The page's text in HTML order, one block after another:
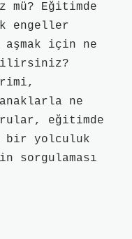
Eğitimde
engeller
için ne
ne
eğitimde
yolculuk
sorgulaması